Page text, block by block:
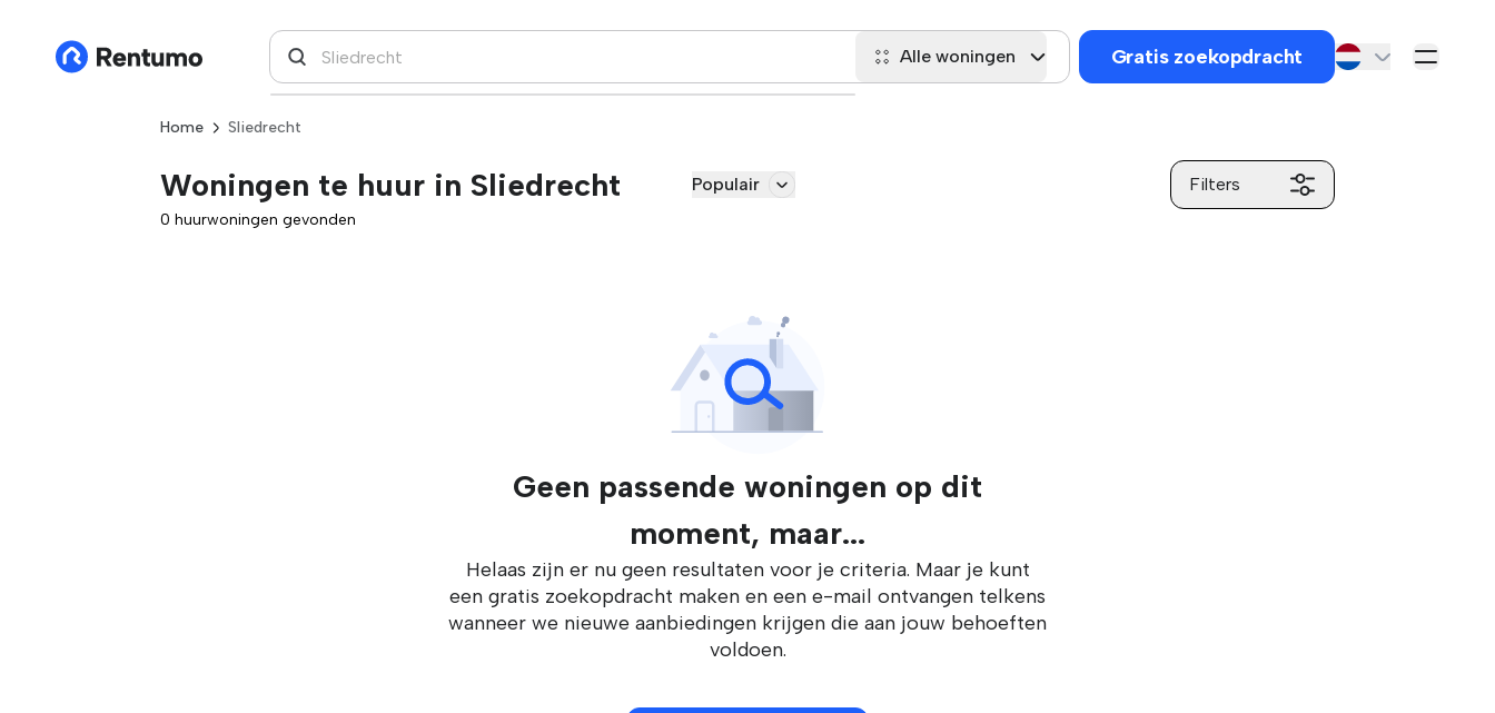
Alle woningen Gratis zoekopdracht
Home Sliedrecht
Woningen te huur in Sliedrecht Populair Filters
0 huurwoningen gevonden
Geen passende woningen op dit
moment, maar...
Helaas zijn er nu geen resultaten voor je criteria. Maar je kunt
een gratis zoekopdracht maken en een e-mail ontvangen telkens
wanneer we nieuwe aanbiedingen krijgen die aan jouw behoeften
voldoen.